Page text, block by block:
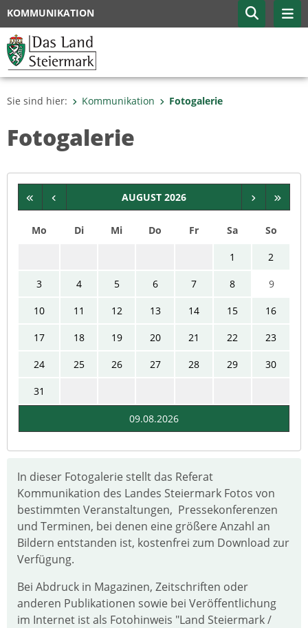
KOMMUNIKATION
Sie sind hier: Kommunikation Fotogalerie
Fotogalerie
AUGUST 2026
Mo Di Mi Do Fr Sa So
1 2
3 4 5 6 7 8 9
10 11 12 13 14 15 16
17 18 19 20 21 22 23
24 25 26 27 28 29 30
31
09.08.2026
In dieser Fotogalerie stellt das Referat
Kommunikation des Landes Steiermark Fotos von
bestimmten Veranstaltungen, Pressekonferenzen
und Terminen, bei denen eine größere Anzahl an
Bildern entstanden ist, kostenfrei zum Download zur
Verfügung.
Bei Abdruck in Magazinen, Zeitschriften oder
anderen Publikationen sowie bei Veröffentlichung
im Internet ist als Fotohinweis "Land Steiermark /